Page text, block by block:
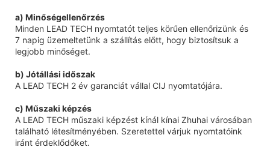
a) Minőségellenőrzés
Minden LEAD TECH nyomtatót teljes körűen ellenőrizünk és
7 napig üzemeltetünk a szállítás előtt, hogy biztosítsuk a
legjobb minőséget.
b) Jótállási időszak
A LEAD TECH 2 év garanciát vállal CIJ nyomtatójára.
c) Műszaki képzés
A LEAD TECH műszaki képzést kínál kínai Zhuhai városában
található létesítményében. Szeretettel várjuk nyomtatóink
iránt érdeklődőket.